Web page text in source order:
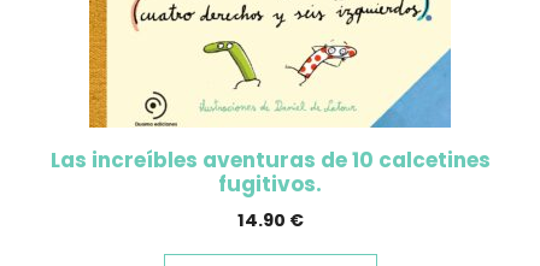
Las increíbles aventuras de 10 calcetines
fugitivos.
14.90 €